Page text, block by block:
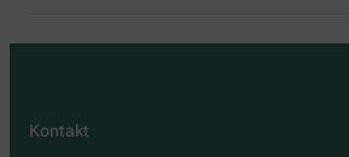
Kontakt